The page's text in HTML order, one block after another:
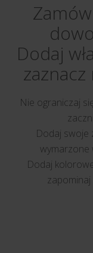
Dodaj
Nie ograniczaj
Dodaj swoje
wymarzone
Dodaj